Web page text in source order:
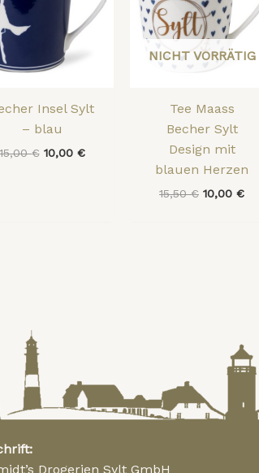
Insel Sylt
– blau
€ 10,00 €
NICHT VORRÄTIG
Tee Maass
Becher Sylt
Design mit
blauen Herzen
15,50€ 10,00 €
Drogerien Sylt GmbH